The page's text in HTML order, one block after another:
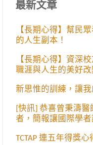
最新文章
【長期心得】幫民
的人生副本！
【長期心得】資深
職涯與人生的美好改
新思惟的訓練，讓我
[快訊] 恭喜曾秉濤
者，簡報讓國際學者
TCTAP 連五年得獎心